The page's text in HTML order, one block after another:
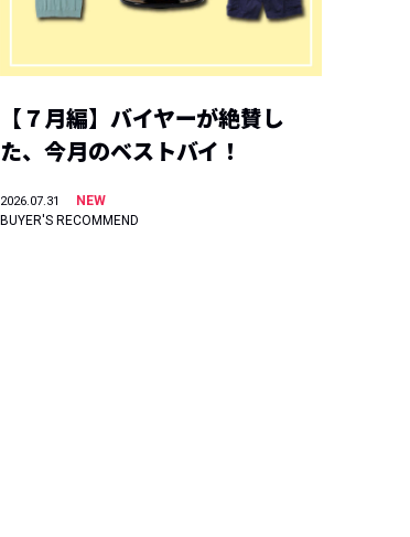
【７月編】バイヤーが絶賛し
た、今月のベストバイ！
2026.07.31
NEW
BUYER'S RECOMMEND